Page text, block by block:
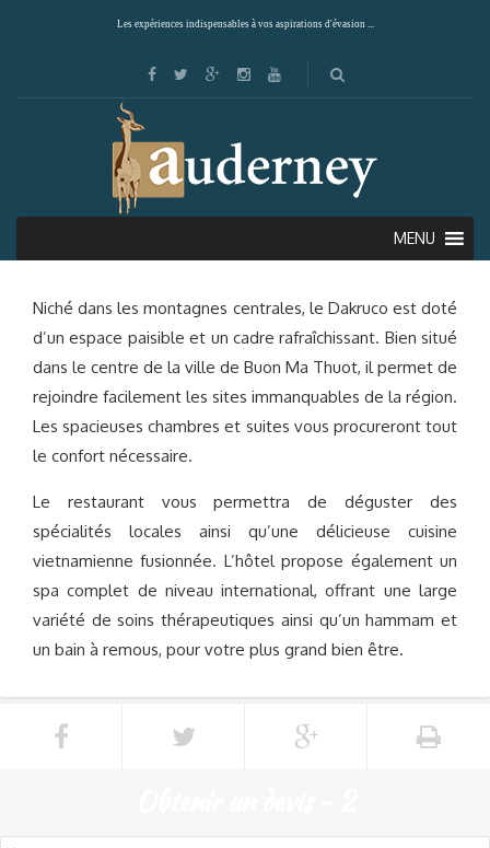
Les expériences indispensables à vos aspirations d'évasion ...
MENU
DAKRUCO (BUON MA THUOT)
Niché dans les montagnes centrales, le Dakruco est doté
d’un espace paisible et un cadre rafraîchissant. Bien situé
dans le centre de la ville de Buon Ma Thuot, il permet de
rejoindre facilement les sites immanquables de la région.
Les spacieuses chambres et suites vous procureront tout
le confort nécessaire.
Le restaurant vous permettra de déguster des
spécialités locales ainsi qu’une délicieuse cuisine
vietnamienne fusionnée. L’hôtel propose également un
spa complet de niveau international, offrant une large
variété de soins thérapeutiques ainsi qu’un hammam et
un bain à remous, pour votre plus grand bien être.